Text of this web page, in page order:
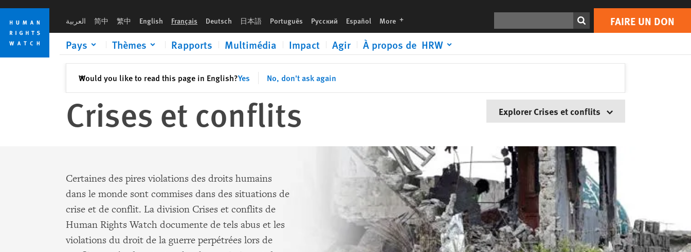
Skip
cookie
privacy
notice
Skip
main
content
العربية 简中 繁中 English Français Deutsch 日本語 Português Русский Español More languages FAIRE UN DON
Pays Thèmes Rapports Multimédia Impact Agir À propos de HRW
Would you like to read this page in English?Yes No, don't ask again
✕Fermer
Explorer Crises et conflits
Crises et conflits
Certaines des pires violations des droits humains
dans le monde sont commises dans des situations de
crise et de conflit. La division Crises et conflits de
Human Rights Watch documente de tels abus et les
violations du droit de la guerre perpétrées lors de